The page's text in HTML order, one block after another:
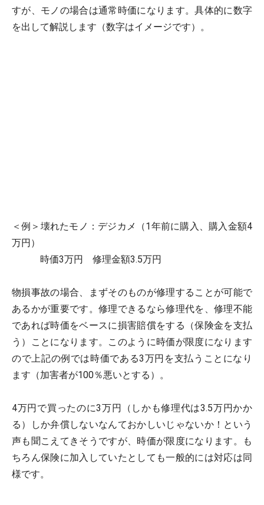
すが、モノの場合は通常時価になります。具体的に数字
を出して解説します（数字はイメージです）。
＜例＞壊れたモノ：デジカメ（1年前に購入、購入金額4
万円）
時価3万円 修理金額3.5万円
物損事故の場合、まずそのものが修理することが可能で
あるかが重要です。修理できるなら修理代を、修理不能
であれば時価をベースに損害賠償をする（保険金を支払
う）ことになります。このように時価が限度になります
ので上記の例では時価である3万円を支払うことになり
ます（加害者が100％悪いとする）。
4万円で買ったのに3万円（しかも修理代は3.5万円かか
る）しか弁償しないなんておかしいじゃないか！という
声も聞こえてきそうですが、時価が限度になります。も
ちろん保険に加入していたとしても一般的には対応は同
様です。